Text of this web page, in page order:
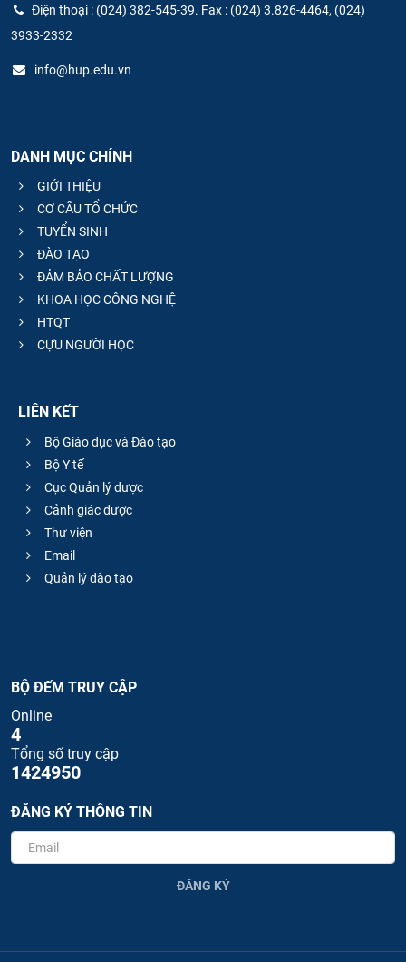
Điện thoại : (024) 382-545-39. Fax : (024) 3.826-4464, (024)
3933-2332
info@hup.edu.vn
DANH MỤC CHÍNH
GIỚI THIỆU
CƠ CẤU TỔ CHỨC
TUYỂN SINH
ĐÀO TẠO
ĐẢM BẢO CHẤT LƯỢNG
KHOA HỌC CÔNG NGHỆ
HTQT
CỰU NGƯỜI HỌC
LIÊN KẾT
Bộ Giáo dục và Đào tạo
Bộ Y tế
Cục Quản lý dược
Cảnh giác dược
Thư viện
Email
Quản lý đào tạo
BỘ ĐẾM TRUY CẬP
Online
4
Tổng số truy cập
1424950
ĐĂNG KÝ THÔNG TIN
ĐĂNG KÝ